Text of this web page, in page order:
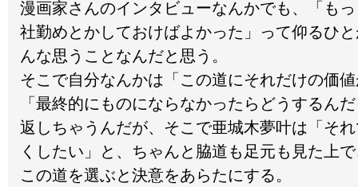
漫画家さんのインタビューなんかでも、「も
社勤めとかしておけばよかった」って仰るひ
んな思うことなんだと思う。
そこで自分なんかは「この道にそれだけの価
「最終的にものにならなかったらどうするん
返しちゃうんだが、そこで亜城木夢叶は「そ
くしたい」と、ちゃんと脇道も足元も見た上
この道を選ぶと決意をあらたにする。